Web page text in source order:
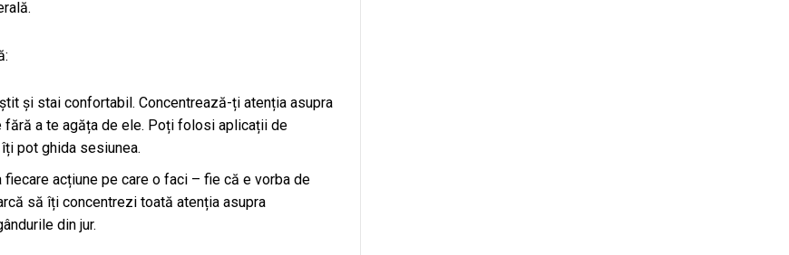
și stai confortabil. Concentrează-ți atenția asupra
a te agăța de ele. Poți folosi aplicații de
pot ghida sesiunea.
fiecare acțiune pe care o faci – fie că e vorba de
să îți concentrezi toată atenția asupra
din jur.